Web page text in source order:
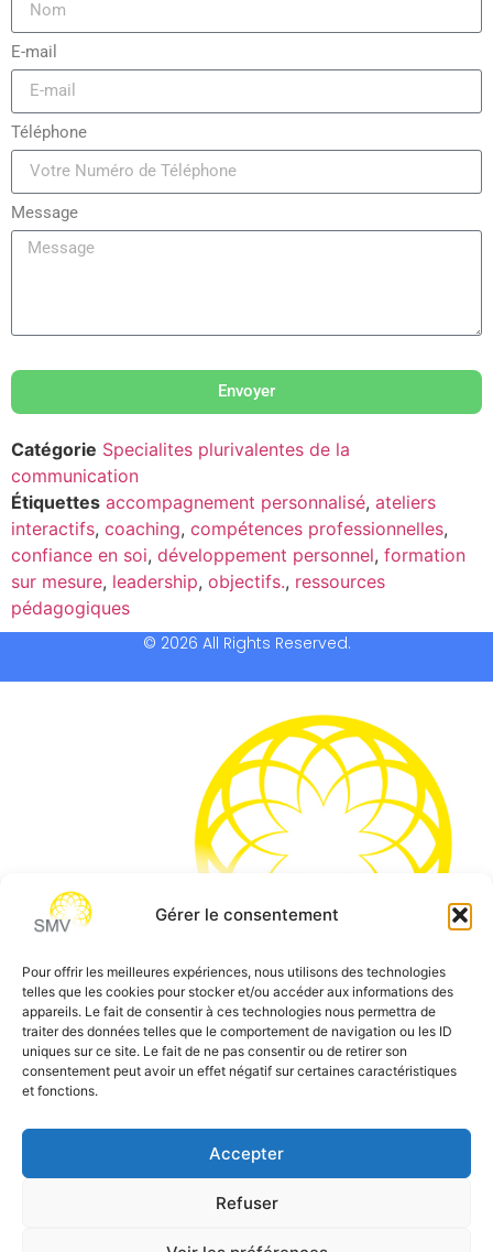
Gérer le consentement
Pour offrir les meilleures expériences, nous utilisons des technologies
telles que les cookies pour stocker et/ou accéder aux informations des
appareils. Le fait de consentir à ces technologies nous permettra de
traiter des données telles que le comportement de navigation ou les ID
uniques sur ce site. Le fait de ne pas consentir ou de retirer son
consentement peut avoir un effet négatif sur certaines caractéristiques
et fonctions.
Accepter
Refuser
E-mail
Téléphone
Message
Envoyer
Catégorie Specialites plurivalentes de la
communication
Étiquettes accompagnement personnalisé, ateliers
interactifs, coaching, compétences professionnelles,
confiance en soi, développement personnel, formation
sur mesure, leadership, objectifs., ressources
pédagogiques
© 2026 All Rights Reserved.
SMV permet de vous aider à gagner du temps et vous
permettre de vous concentrer sur l’essentiel de votre
métier
Téléphone:0 805 69 64 75 / 02 37 34 04 04
contact@smvformation.fr
Création & Hébergement Web Cloud par